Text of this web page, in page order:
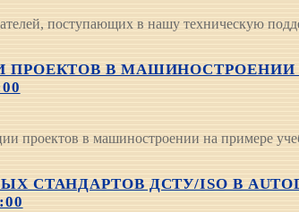
поступающих в нашу техническую
ПРОЕКТОВ В
проектов в машиностроении на примере
СТАНДАРТОВ ДСТУ/ISO В